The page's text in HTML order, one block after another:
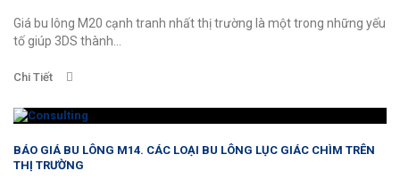
Giá bu lông M20 cạnh tranh nhất thị trường là một trong những yếu
tố giúp 3DS thành...
Chi Tiết
BÁO GIÁ BU LÔNG M14. CÁC LOẠI BU LÔNG LỤC GIÁC CHÌM TRÊN
THỊ TRƯỜNG